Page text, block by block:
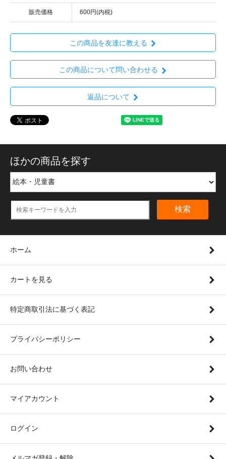
販売価格 600円(内税)
この商品を友達に教える
この商品について問い合わせる
返品について
ほかの商品を探す
検索
ホーム
カートを見る
特定商取引法に基づく表記
プライバシーポリシー
お問い合わせ
マイアカウント
ログイン